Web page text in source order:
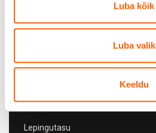
Luba kõik
Luba valik
Keeldu
Näita kaardil
Lepingutasu